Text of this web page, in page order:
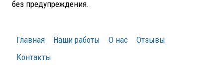
без предупреждения.
Главная Наши работы О нас
Отзывы
Контакты